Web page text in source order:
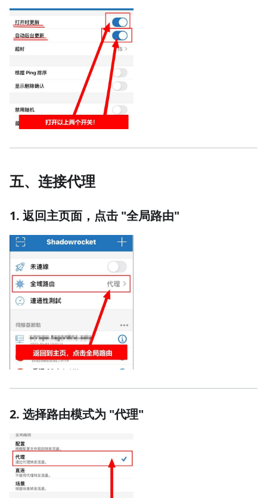
五、连接代理
1. 返回主页面，点击 "全局路由"
2. 选择路由模式为 "代理"